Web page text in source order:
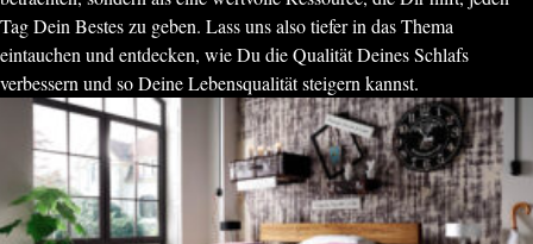
Tag Dein Bestes zu geben. Lass uns also tiefer in das Thema
eintauchen und entdecken, wie Du die Qualität Deines Schlafs
verbessern und so Deine Lebensqualität steigern kannst.